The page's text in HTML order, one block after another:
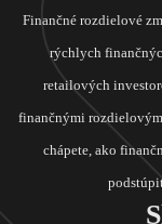
Finančné rozdielové
rýchlych
retailových
finančnými
chápete, ako